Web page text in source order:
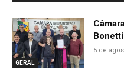
GERAL
5 de